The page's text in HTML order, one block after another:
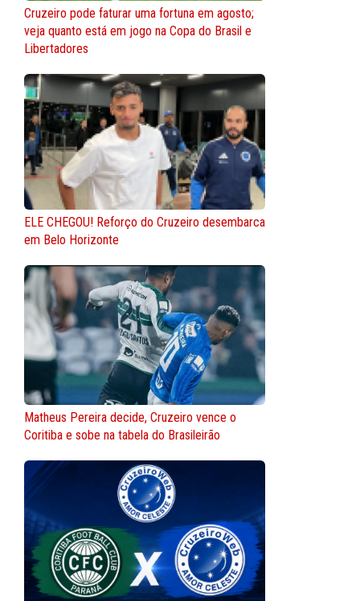
Cruzeiro pode faturar uma fortuna em agosto;
veja quanto está em jogo na Copa do Brasil e
Libertadores
ELE CHEGOU! Reforço do Cruzeiro desembarca
em Belo Horizonte
Matheus Pereira decide, Cruzeiro vence o
Coritiba e sobe na tabela do Brasileirão